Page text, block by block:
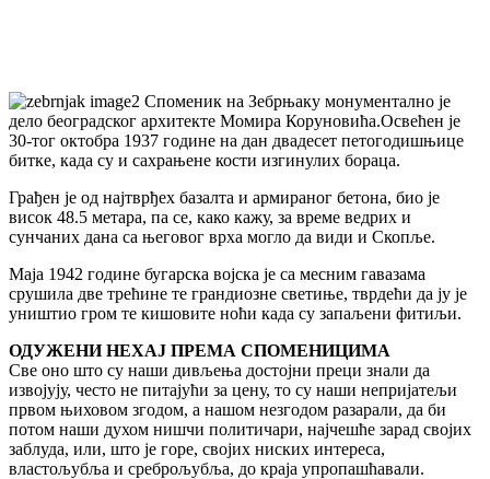
Споменик на Зебрњаку монументално је
дело београдског архитекте Момира Коруновића.Освећен је
30-тог октобра 1937 године на дан двадесет петогодишњице
битке, када су и сахрањене кости изгинулих бораца.
Грађен је од најтврђех базалта и армираног бетона, био је
висок 48.5 метара, па се, како кажу, за време ведрих и
сунчаних дана са његовог врха могло да види и Скопље.
Маја 1942 године бугарска војска је са месним гавазама
срушила две трећине те грандиозне светиње, тврдећи да ју је
уништио гром те кишовите ноћи када су запаљени фитиљи.
ОДУЖЕНИ НЕХАЈ ПРЕМА СПОМЕНИЦИМА
Све оно што су наши дивљења достојни преци знали да
извојују, често не питајући за цену, то су наши непријатељи
првом њиховом згодом, а нашом незгодом разарали, да би
потом наши духом нишчи политичари, најчешће зарад својих
заблуда, или, што је горе, својих ниских интереса,
властољубља и среброљубља, до краја упропашћавали.